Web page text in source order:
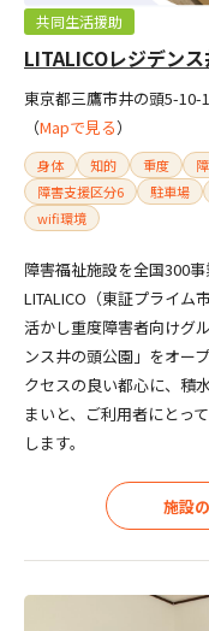
共同生活援助
LITALICOレジデン
東京都三鷹市井の頭
（Mapで見る）
身体 知的 重度
障害支援区分6
駐車場
wifi環境
障害福祉施設を全国300
LITALICO（東証プライム
活かし重度障害者向けグ
ンス井の頭公園」をオー
クセスの良い都心に、積
まいと、ご利用者にとっ
します。
施設